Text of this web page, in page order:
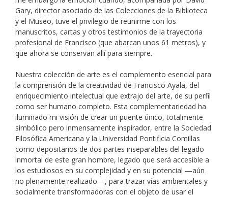
Gary, director asociado de las Colecciones de la Biblioteca
y el Museo, tuve el privilegio de reunirme con los
manuscritos, cartas y otros testimonios de la trayectoria
profesional de Francisco (que abarcan unos 61 metros), y
que ahora se conservan allí para siempre.
Nuestra colección de arte es el complemento esencial para
la comprensión de la creatividad de Francisco Ayala, del
enriquecimiento intelectual que extrajo del arte, de su perfil
como ser humano completo. Esta complementariedad ha
iluminado mi visión de crear un puente único, totalmente
simbólico pero inmensamente inspirador, entre la Sociedad
Filosófica Americana y la Universidad Pontificia Comillas
como depositarios de dos partes inseparables del legado
inmortal de este gran hombre, legado que será accesible a
los estudiosos en su complejidad y en su potencial —aún
no plenamente realizado—, para trazar vías ambientales y
socialmente transformadoras con el objeto de usar el